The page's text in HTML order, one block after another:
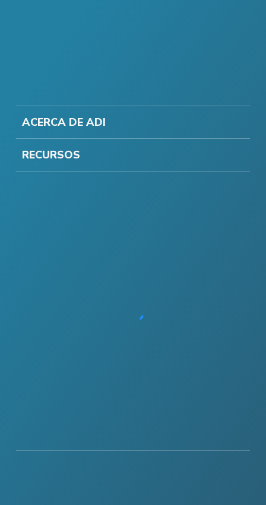
ACERCA DE ADI
RECURSOS